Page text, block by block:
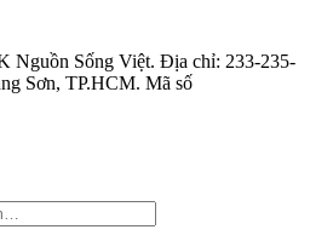
Nguồn Sống Việt. Địa chỉ: 233-235-
Sơn, TP.HCM. Mã số